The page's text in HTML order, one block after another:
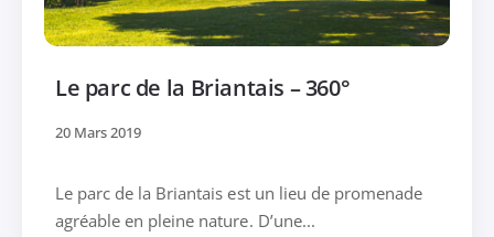
Le parc de la Briantais – 360°
20 Mars 2019
Le parc de la Briantais est un lieu de promenade
agréable en pleine nature. D’une...